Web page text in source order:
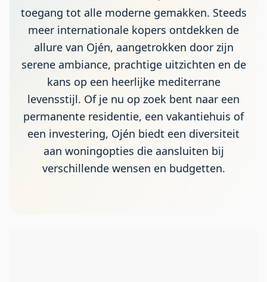
toegang tot alle moderne gemakken. Steeds
meer internationale kopers ontdekken de
allure van Ojén, aangetrokken door zijn
serene ambiance, prachtige uitzichten en de
kans op een heerlijke mediterrane
levensstijl. Of je nu op zoek bent naar een
permanente residentie, een vakantiehuis of
een investering, Ojén biedt een diversiteit
aan woningopties die aansluiten bij
verschillende wensen en budgetten.